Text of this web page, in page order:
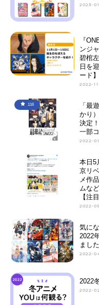
2023-
『
ンジ
碧棺
日を
ード】
2022-
116
「最
かり
決定
一部
2022-
本日5
京リ
メ作
ムな
【注
2022-
気に
2022
まし
2022-
2022
2022-